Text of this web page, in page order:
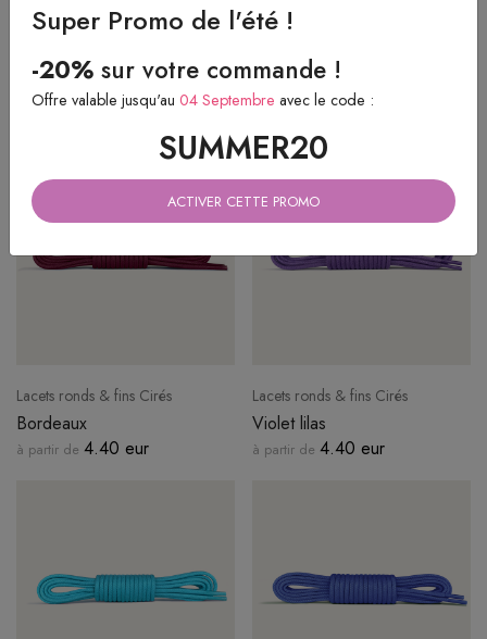
Lacets ronds & fins Cirés
Rose fuchsia
4.40 eur
Lacets ronds & fins Cirés
Rouge feu
Lacets ronds & fins Cirés
Bordeaux
à partir de 4.40 eur
Lacets ronds & fins Cirés
Violet lilas
à partir de 4.40 eur
Super Promo de l'été !
-20% sur votre commande !
Offre valable jusqu'au 04 Septembre avec le code :
SUMMER20
ACTIVER CETTE PROMO